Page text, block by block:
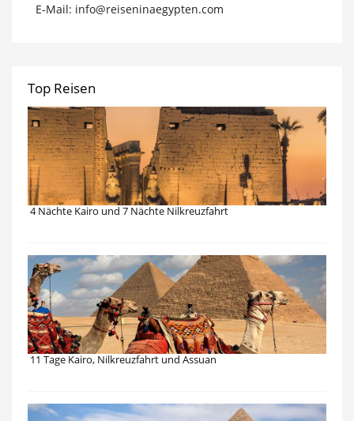
E-Mail: info@reiseninaegypten.com
Top Reisen
4 Nächte Kairo und 7 Nächte Nilkreuzfahrt
11 Tage Kairo, Nilkreuzfahrt und Assuan